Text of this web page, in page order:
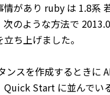
情があり ruby は 1.8系
のような方法で
ち上げました。
ンスを作成するときに
Quick Start に並んでい